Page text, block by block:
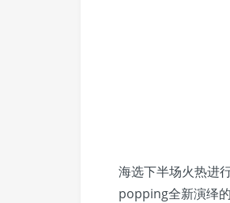
海选下半场火热进
popping全新演绎